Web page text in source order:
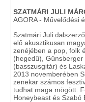
SZATMÁRI JULI
AGORA - Művelődési
Szatmári Juli
elő akusztikusan
zenéjében a pop, folk
(hegedű),
(basszusgitár) és
2013 novemberében
zenekar számos
tudhat maga mögött.
Honeybeast és Szabó